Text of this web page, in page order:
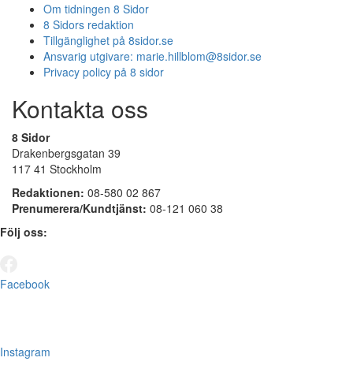
Om tidningen 8 Sidor
8 Sidors redaktion
Tillgänglighet på 8sidor.se
Ansvarig utgivare: marie.hillblom@8sidor.se
Privacy policy på 8 sidor
Kontakta oss
8 Sidor
Drakenbergsgatan 39
117 41 Stockholm
Redaktionen: 08-580 02 867
Prenumerera/Kundtjänst: 08-121 060 38
Följ oss:
Facebook
Instagram